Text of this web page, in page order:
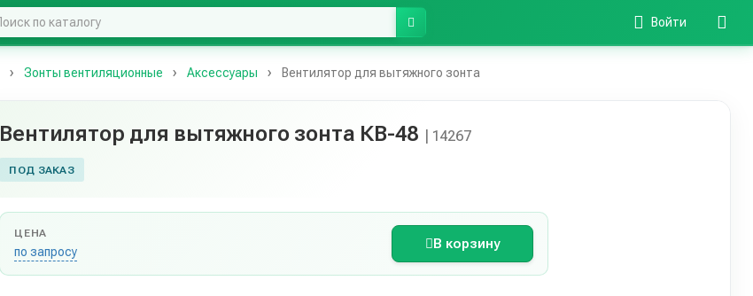
Войти
Зонты вентиляционные Аксессуары Вентилятор для вытяжного зонта
Вентилятор для вытяжного зонта КВ-48 | 14267
ПОД ЗАКАЗ
ЦЕНА
по запросу
В корзину